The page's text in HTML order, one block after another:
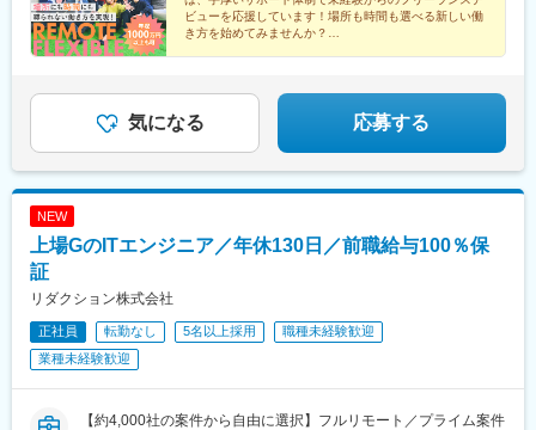
18：00）＜アクセス＞東京メトロ有楽町線「江戸川橋駅」から徒
歩4分【大阪支店】大阪市北区豊崎3-3-7カワイビル5F＜アクセス
＞大阪メトロ御堂筋線「中津駅」から徒歩5分阪急「梅田駅」かた
ンバーが多いです。受動喫煙対策：屋内禁煙
ビューを応援しています！場所も時間も選べる新しい働
き方を始めてみませんか？
☆フルフレックス
気になる 応募する
NEW
上場GのITエンジニア／年休130日／前職給与100％保
証
リダクション株式会社
正社員 転勤なし 5名以上採用
職種未経験歓迎
業種未経験歓迎
【約4,000社の案件から自由に選択】フルリモート／プライム案件